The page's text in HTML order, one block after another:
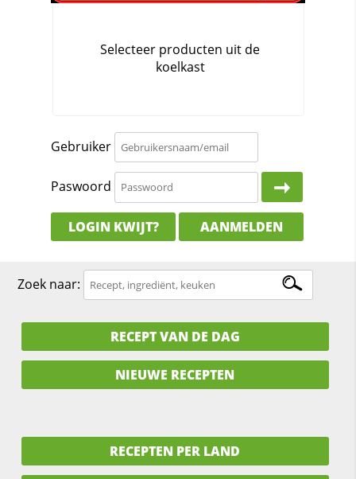
Gebruiker
Paswoord
LOGIN KWIJT? AANMELDEN
Zoek naar:
RECEPT VAN DE DAG
NIEUWE RECEPTEN
RECEPTEN PER LAND